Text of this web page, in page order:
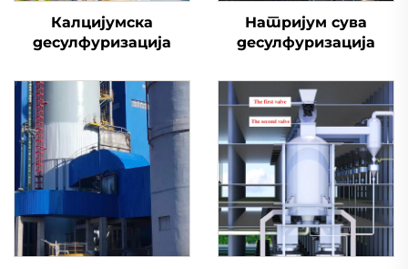
Калцијумска
десулфуризација
Натријум сува
десулфуризација